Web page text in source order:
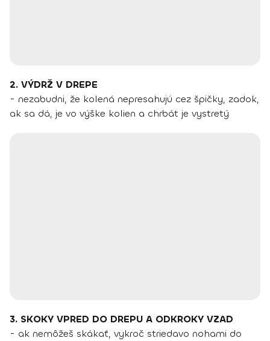
2. VÝDRŽ V DREPE
- nezabudni, že kolená nepresahujú cez špičky, zadok,
ak sa dá, je vo výške kolien a chrbát je vystretý
3. SKOKY VPRED DO DREPU A ODKROKY VZAD
- ak nemôžeš skákať, vykroč striedavo nohami do